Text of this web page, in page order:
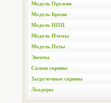
Модель Оружия
Модель Брони
Модель НПЦ
Модель Итемы
Модель Петы
Эвенты
Сплеш скрины
Загрузочные скрины
Лоадеры